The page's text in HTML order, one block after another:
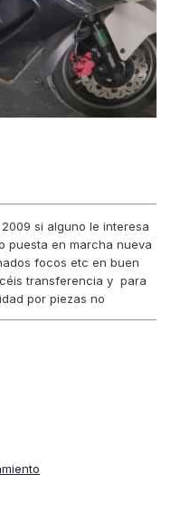
si alguno le interesa
puesta en marcha nueva
focos etc en buen
transferencia y para
por piezas no